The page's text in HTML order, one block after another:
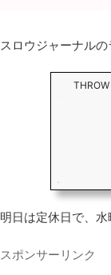
k
スロウジャーナル
明日は定休日で、
スポンサーリンク